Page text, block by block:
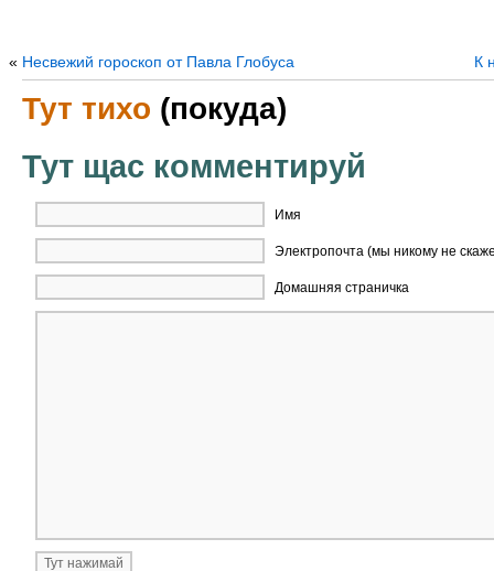
« Несвежий гороскоп от Павла Глобуса К
Тут тихо (покуда)
Тут щас комментируй
Имя
Электропочта (мы никому не
Домашняя страничка